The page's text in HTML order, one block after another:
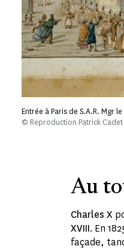
Entrée à Paris de S.A.R. Mgr
© Reproduction Patrick
Au
Charles X
XVIII. En
façade,